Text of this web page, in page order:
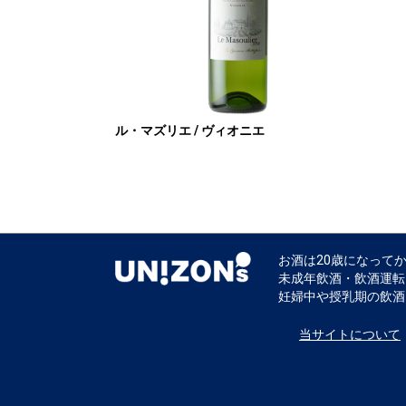
ル・マズリエ / ヴィオニエ
お酒は20歳になって
未成年飲酒・飲酒運
妊婦中や授乳期の飲
当サイトについて